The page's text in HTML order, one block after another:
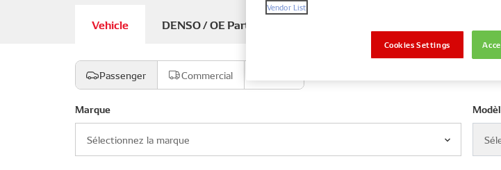
Vehicle DENSO / OE Part number
Passenger Commercial
Marque
Sélectionnez la marque
Vendor List
Cookies Settings